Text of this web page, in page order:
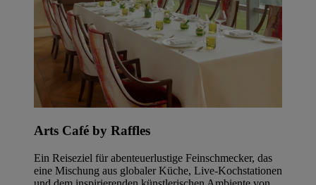
Arts Café by Raffles
Ein Reiseziel für abenteuerlustige Feinschmecker, das
eine Mischung aus globaler Küche, Live-Kochstationen